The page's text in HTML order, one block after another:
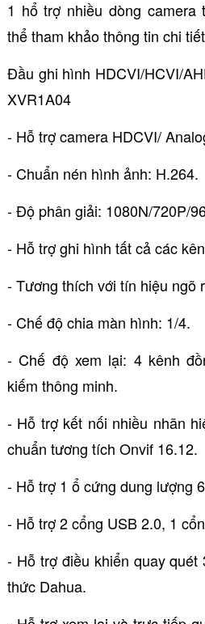
1 hổ trợ nhiều dòng camera
thể tham khảo thông tin chi
Đầu ghi hình HDCVI/HCVI/
XVR1A04
- Hỗ trợ camera HDCVI/
- Chuẩn nén hình ảnh: H.264.
- Độ phân giải: 1080N/720P/
- Hỗ trợ ghi hình tất cả các
- Tương thích với tín hiệu ngõ
- Chế độ chia màn hình: 1/4.
- Chế độ xem lại: 4 kênh
kiếm thông minh.
- Hỗ trợ kết nối nhiều nhãn
chuẩn tương tích Onvif 16.12.
- Hỗ trợ 1 ổ cứng dung lượng
- Hỗ trợ 2 cổng USB 2.0, 1
- Hỗ trợ điều khiển quay
thức Dahua.